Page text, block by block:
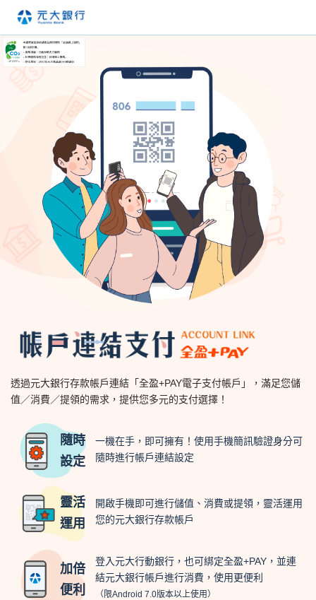
透過元大銀行存款帳戶連結「全盈+PAY電子支付帳戶」，滿足您儲
值／消費／提領的需求，提供您多元的支付選擇！
隨時
設定
一機在手，即可擁有！使用手機簡訊驗證身分可
隨時進行帳戶連結設定
靈活
運用
開啟手機即可進行儲值、消費或提領，靈活運用
您的元大銀行存款帳戶
加倍
便利
登入元大行動銀行，也可綁定全盈+PAY，並連
結元大銀行帳戶進行消費，使用更便利
（限Android 7.0版本以上使用）